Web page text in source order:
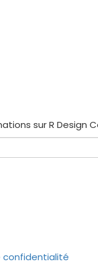
sur R Design
confidentialité